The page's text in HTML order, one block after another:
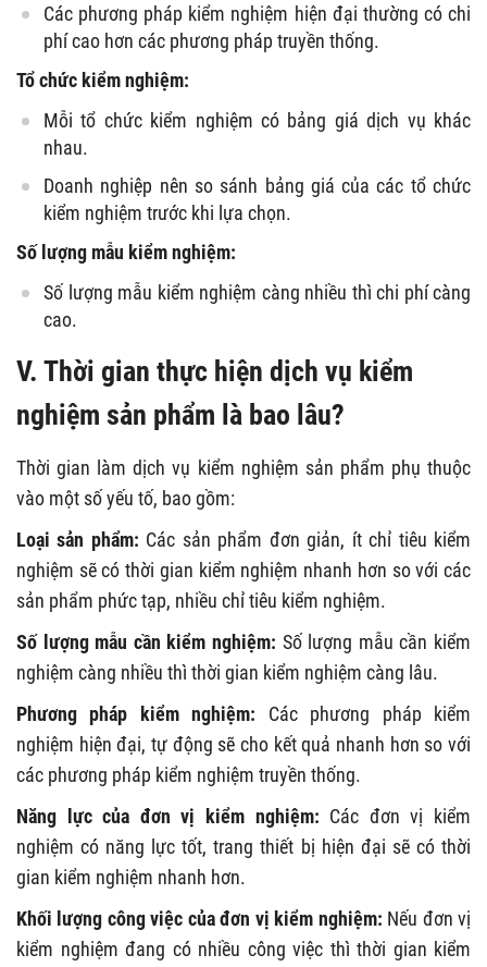
Các phương pháp kiểm nghiệm hiện đại thường có chi
phí cao hơn các phương pháp truyền thống.
Tổ chức kiểm nghiệm:
Mỗi tổ chức kiểm nghiệm có bảng giá dịch vụ khác
nhau.
Doanh nghiệp nên so sánh bảng giá của các tổ chức
kiểm nghiệm trước khi lựa chọn.
Số lượng mẫu kiểm nghiệm:
Số lượng mẫu kiểm nghiệm càng nhiều thì chi phí càng
cao.
V. Thời gian thực hiện dịch vụ kiểm
nghiệm sản phẩm là bao lâu?
Thời gian làm dịch vụ kiểm nghiệm sản phẩm phụ thuộc
vào một số yếu tố, bao gồm:
Loại sản phẩm: Các sản phẩm đơn giản, ít chỉ tiêu kiểm
nghiệm sẽ có thời gian kiểm nghiệm nhanh hơn so với các
sản phẩm phức tạp, nhiều chỉ tiêu kiểm nghiệm.
Số lượng mẫu cần kiểm nghiệm: Số lượng mẫu cần kiểm
nghiệm càng nhiều thì thời gian kiểm nghiệm càng lâu.
Phương pháp kiểm nghiệm: Các phương pháp kiểm
nghiệm hiện đại, tự động sẽ cho kết quả nhanh hơn so với
các phương pháp kiểm nghiệm truyền thống.
Năng lực của đơn vị kiểm nghiệm: Các đơn vị kiểm
nghiệm có năng lực tốt, trang thiết bị hiện đại sẽ có thời
gian kiểm nghiệm nhanh hơn.
Khối lượng công việc của đơn vị kiểm nghiệm: Nếu đơn vị
kiểm nghiệm đang có nhiều công việc thì thời gian kiểm